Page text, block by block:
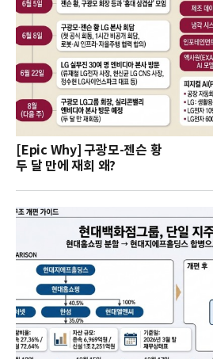
[Epic Why] 구광모-젠슨 황
두 달 만에 재회 왜?